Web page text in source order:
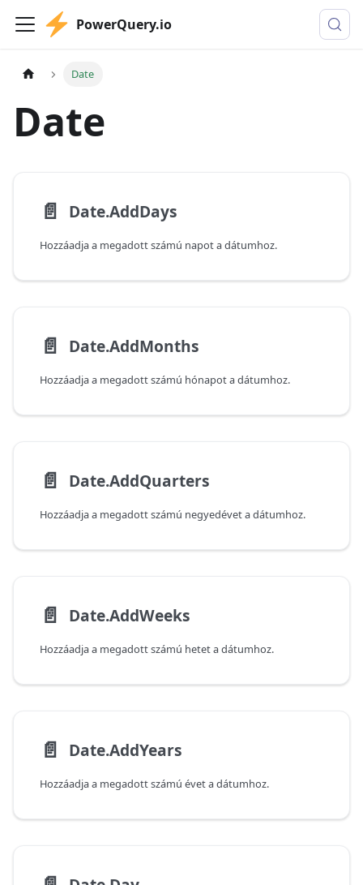
PowerQuery.io
Date
Date
📄️ Date.AddDays
Hozzáadja a megadott számú napot a dátumhoz.
📄️ Date.AddMonths
Hozzáadja a megadott számú hónapot a dátumhoz.
📄️ Date.AddQuarters
Hozzáadja a megadott számú negyedévet a dátumhoz.
📄️ Date.AddWeeks
Hozzáadja a megadott számú hetet a dátumhoz.
📄️ Date.AddYears
Hozzáadja a megadott számú évet a dátumhoz.